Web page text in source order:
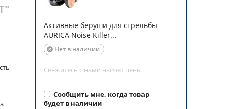
Активные беруши для стрельбы
AURICA Noise Killer...
Нет в наличии

Свяжитесь с нами насчёт цены
Сообщить мне, когда товар
будет в наличии